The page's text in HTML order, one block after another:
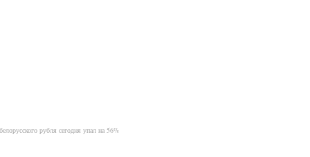
рубля сегодня упал на 56%